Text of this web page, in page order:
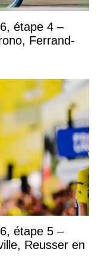
étape 4 –
Ferrand-
étape 5 –
Reusser en